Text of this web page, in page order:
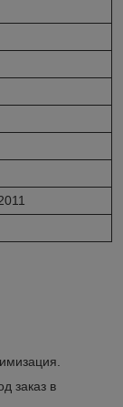
заказ в